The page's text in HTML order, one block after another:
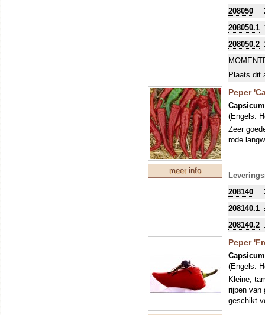
208050
208050.1
208050.2
Plaats dit
meer info
Peper
(Engels:
Zeer
rode
208140
208140.1
208140.2
Peper
(Engels:
Kleine,
rijpen van
geschikt